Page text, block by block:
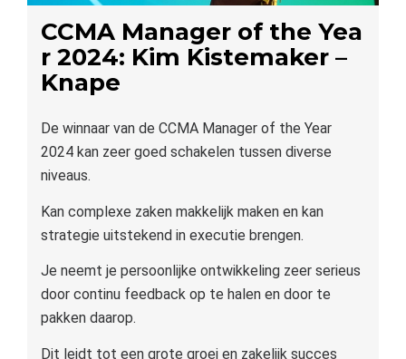
CCMA Manager of the Yea
r 2024: Kim Kistemaker –
Knape
De winnaar van de CCMA Manager of the Year
2024 kan zeer goed schakelen tussen diverse
niveaus.
Kan complexe zaken makkelijk maken en kan
strategie uitstekend in executie brengen.
Je neemt je persoonlijke ontwikkeling zeer serieus
door continu feedback op te halen en door te
pakken daarop.
Dit leidt tot een grote groei en zakelijk succes